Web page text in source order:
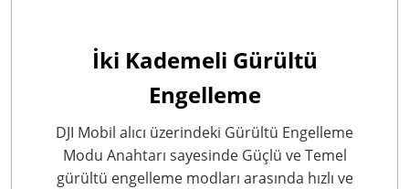
İki Kademeli Gürültü
Engelleme
DJI Mobil alıcı üzerindeki Gürültü Engelleme
Modu Anahtarı sayesinde Güçlü ve Temel
gürültü engelleme modları arasında hızlı ve